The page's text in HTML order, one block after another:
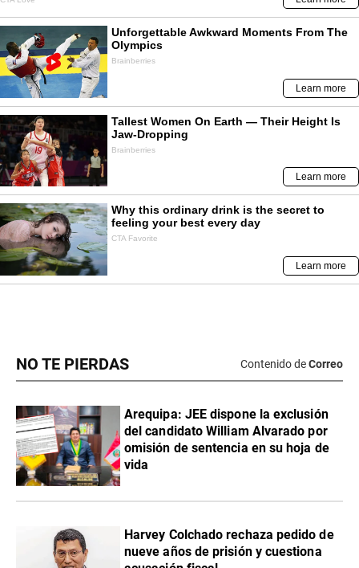
NO TE PIERDAS Contenido deCorreo
​Arequipa: JEE dispone la exclusión
del candidato William Alvarado por
omisión de sentencia en su hoja de
vida
Harvey Colchado rechaza pedido de
nueve años de prisión y cuestiona